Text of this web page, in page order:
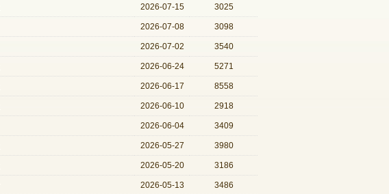
2026-07-15 3025
2026-07-08 3098
2026-07-02 3540
2026-06-24 5271
2026-06-17 8558
2026-06-10 2918
2026-06-04 3409
2026-05-27 3980
2026-05-20 3186
2026-05-13 3486